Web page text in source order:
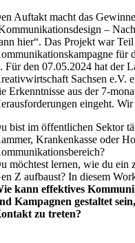
Auftakt macht das
–
hier“. Das Projekt war
für
Für den 07.05.2024 hat der
Sachsen e.V.
Erkenntnisse aus der 7-
eingeht.
bist im öffentlichen Sektor
Krankenkasse oder
möchtest lernen, wie du ein
Z aufbaust? In diesem
kann effektives
Kampagnen gestaltet
zu treten?